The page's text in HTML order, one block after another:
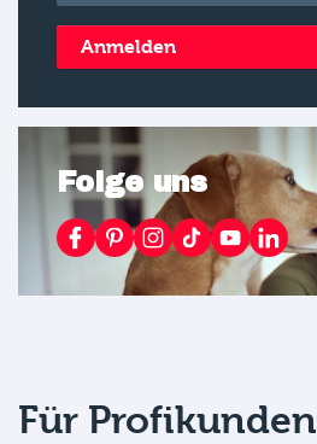
Anmelden
Folge uns
Für Profikunden